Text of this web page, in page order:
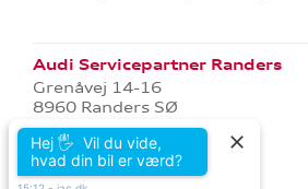
Audi Servicepartner Randers
Grenåvej 14-16
8960 Randers SØ
Tlf.:86 42 77 00
E-mail:kontakt@jac.dk
CVR: 20014539
Hej 🖐 Vil du vide,
hvad din bil er værd?